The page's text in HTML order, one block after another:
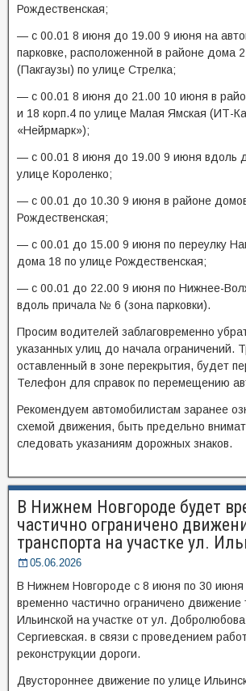
Рождественская;
— с 00.01 8 июня до 19.00 9 июня на
парковке, расположенной в районе дома
(Пакгаузы) по улице Стрелка;
— с 00.01 8 июня до 21.00 10 июня в
и 18 корп.4 по улице Малая Ямская (ИТ-
«Нейрмарк»);
— с 00.01 8 июня до 19.00 9 июня вдоль
улице Короленко;
— с 00.01 до 10.30 9 июня в районе
Рождественская;
— с 00.01 до 15.00 9 июня по переулку
дома 18 по улице Рождественская;
— с 00.01 до 22.00 9 июня по Нижнее-
вдоль причала № 6 (зона парковки).
Просим водителей заблаговременно
указанных улиц до начала ограничений.
оставленный в зоне перекрытия, будет
Телефон для справок по перемещению
Рекомендуем автомобилистам заранее
схемой движения, быть предельно
следовать указаниям дорожных знаков.
В Нижнем Новгороде будет
частично ограничено
транспорта на участке ул.
05.06.2026
В Нижнем Новгороде с 8 июня по 30 июня
временно частично ограничено движение
Ильинской на участке от ул.
Сергиевская. в связи с проведением
реконструкции дороги.
Двустороннее движение по улице